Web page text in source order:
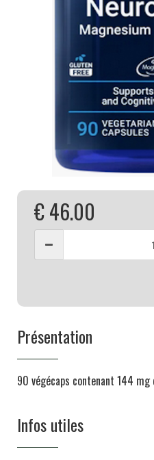
€ 46.00
Présentation
90 végécaps contenant 144 mg
Infos utiles